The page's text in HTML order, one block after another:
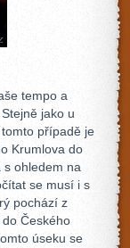
tempo a
jako u
případě je
Krumlova do
s ohledem na
se musí i s
pochází z
Českého
úseku se